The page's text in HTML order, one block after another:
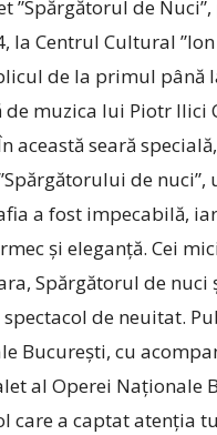
”Spărgătorul de
la Centrul Cultural
de la primul
muzica lui ­Piotr Ilici
această seară
de
a fost impecabilă,
și eleganță. Cei
Spărgătorul de
de neuitat.
București, cu
al Operei Naționale
care a captat atenția